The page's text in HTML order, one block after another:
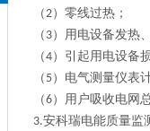
（2） 零线过热 ；
（ 3） 用电设备发热
（4） 引起用电设备
（ 5） 电气测量仪表
（6） 用户吸收电网
3.安科瑞电能质量监